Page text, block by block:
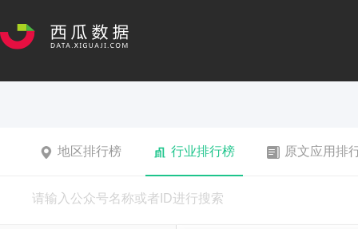
地区排行榜 行业排行榜 原文应用排